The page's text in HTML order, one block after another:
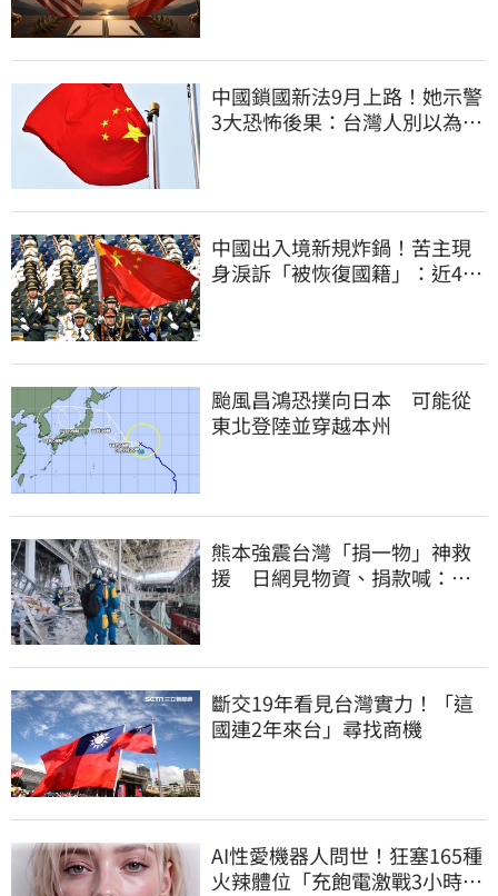
中國鎖國新法9月上路！她示警
3大恐怖後果：台灣人別以為是
中國出入境新規炸鍋！苦主現
身淚訴「被恢復國籍」：近4億
颱風昌鴻恐撲向日本 可能從
東北登陸並穿越本州
熊本強震台灣「捐一物」神救
援 日網見物資、捐款喊：給
斷交19年看見台灣實力！「這
國連2年來台」尋找商機
AI性愛機器人問世！狂塞165種
火辣體位「充飽電激戰3小時」